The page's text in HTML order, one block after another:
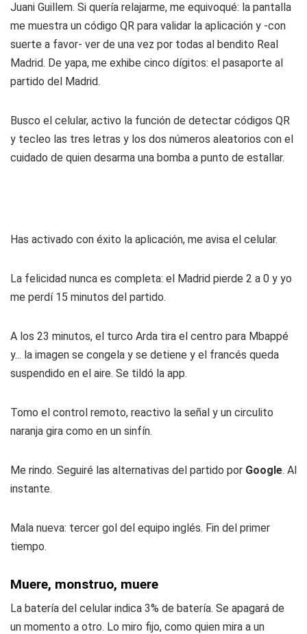
Juani Guillem. Si quería relajarme, me equivoqué: la pantalla
me muestra un código QR para validar la aplicación y -con
suerte a favor- ver de una vez por todas al bendito Real
Madrid. De yapa, me exhibe cinco dígitos: el pasaporte al
partido del Madrid.
Busco el celular, activo la función de detectar códigos QR
y tecleo las tres letras y los dos números aleatorios con el
cuidado de quien desarma una bomba a punto de estallar.
Has activado con éxito la aplicación, me avisa el celular.
La felicidad nunca es completa: el Madrid pierde 2 a 0 y yo
me perdí 15 minutos del partido.
A los 23 minutos, el turco Arda tira el centro para Mbappé
y... la imagen se congela y se detiene y el francés queda
suspendido en el aire. Se tildó la app.
Tomo el control remoto, reactivo la señal y un circulito
naranja gira como en un sinfín.
Me rindo. Seguiré las alternativas del partido por Google. Al
instante.
Mala nueva: tercer gol del equipo inglés. Fin del primer
tiempo.
Muere, monstruo, muere
La batería del celular indica 3% de batería. Se apagará de
un momento a otro. Lo miro fijo, como quien mira a un